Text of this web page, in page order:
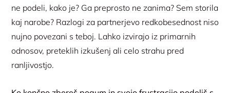
ne podeli, kako je? Ga preprosto ne zanima? Sem storila
kaj narobe? Razlogi za partnerjevo redkobesednost niso
nujno povezani s teboj. Lahko izvirajo iz primarnih
odnosov, preteklih izkušenj ali celo strahu pred
ranljivostjo.